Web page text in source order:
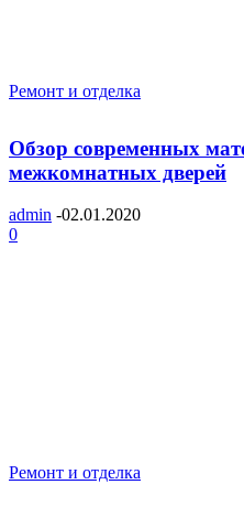
Ремонт и отделка
Обзор современных
межкомнатных дверей
admin -02.01.2020
0
Ремонт и отделка